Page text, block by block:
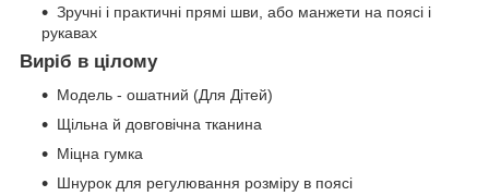
Зручні і практичні прямі шви, або манжети на поясі і
рукавах
Виріб в цілому
Модель - ошатний (Для Дітей)
Щільна й довговічна тканина
Міцна гумка
Шнурок для регулювання розміру в поясі